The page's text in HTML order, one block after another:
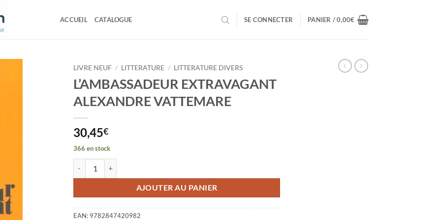
ACCUEIL CATALOGUE SE CONNECTER PANIER /0,00€
LIVRE NEUF / LITTERATURE / LITTERATURE DIVERS
L’AMBASSADEUR EXTRAVAGANT
ALEXANDRE VATTEMARE
30,45€
366 en stock
AJOUTER AU PANIER
EAN: 9782847420982